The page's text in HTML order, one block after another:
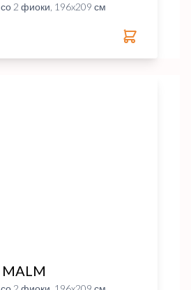
со 2 фиоки, 196x209 см
MALM